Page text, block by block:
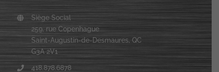
Siège Social
259, rue Copenhague
Saint-Augustin-de-Desmaures, QC
G3A 2V1
418.878.6878